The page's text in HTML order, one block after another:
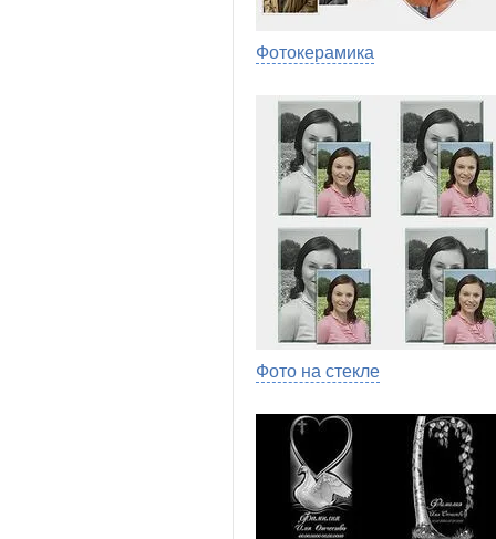
Фотокерамика
Фото на стекле